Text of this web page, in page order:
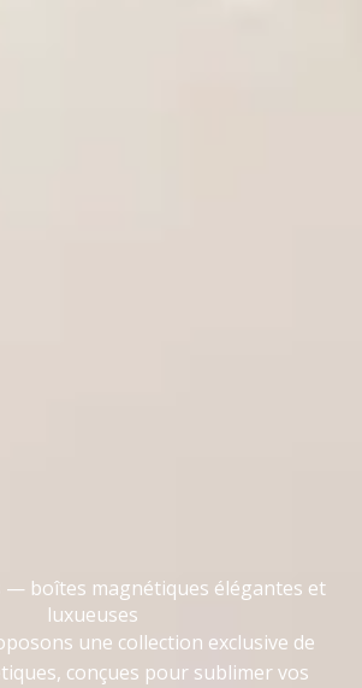
— boîtes magnétiques élégantes et
luxueuses
une collection exclusive de
conçues pour sublimer vos